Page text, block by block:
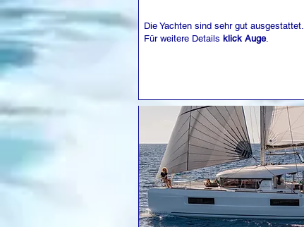
Die Yachten sind sehr gut ausgestattet.
Für weitere Details klick Auge.